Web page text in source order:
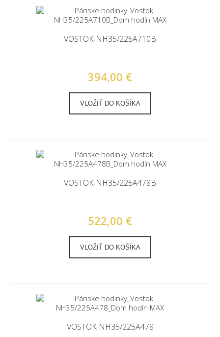
VOSTOK NH35/225A710B
394,00 €
VLOŽIŤ DO KOŠÍKA
VOSTOK NH35/225A478B
522,00 €
VLOŽIŤ DO KOŠÍKA
VOSTOK NH35/225A478